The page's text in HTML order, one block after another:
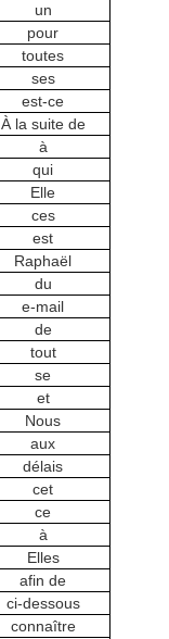
un
pour
toutes
ses
est-ce
À la suite de
à
qui
Elle
ces
est
Raphaël
du
e-mail
de
tout
se
et
Nous
aux
délais
cet
ce
à
Elles
afin de
ci-dessous
connaître